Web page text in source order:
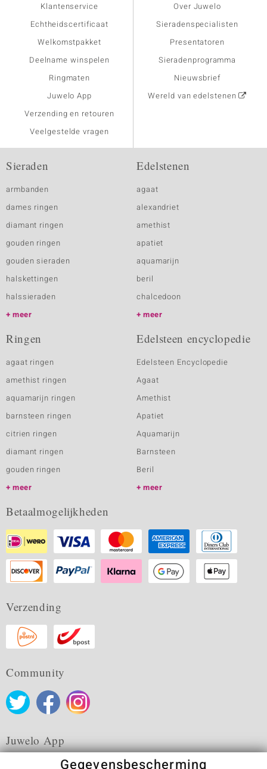
Klantenservice
Echtheidscertificaat
Welkomstpakket
Deelname winspelen
Ringmaten
Juwelo App
Verzending en retouren
Veelgestelde vragen
Over Juwelo
Sieradenspecialisten
Presentatoren
Sieradenprogramma
Nieuwsbrief
Wereld van edelstenen
Sieraden
armbanden
dames ringen
diamant ringen
gouden ringen
gouden sieraden
halskettingen
halssieraden
meer
Edelstenen
agaat
alexandriet
amethist
apatiet
aquamarijn
beril
chalcedoon
meer
Ringen
agaat ringen
amethist ringen
aquamarijn ringen
barnsteen ringen
citrien ringen
diamant ringen
gouden ringen
meer
Edelsteen encyclopedie
Edelsteen Encyclopedie
Agaat
Amethist
Apatiet
Aquamarijn
Barnsteen
Beril
meer
Betaalmogelijkheden
Verzending
Community
Juwelo App
Gegevensbescherming